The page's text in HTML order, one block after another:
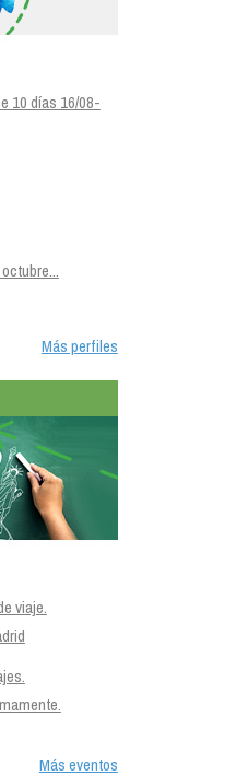
10 días 16/08-
Más perfiles
viaje.
Más eventos